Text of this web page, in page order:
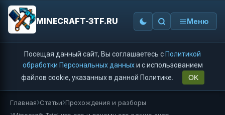
MINECRAFT-3TF.RU Меню
Посещая данный сайт, Вы соглашаетесь с Политикой
обработки Персональных данныхи с использованием
файлов cookie, указанных в данной Политике.
OK
Главная Статьи Прохождения и разборы